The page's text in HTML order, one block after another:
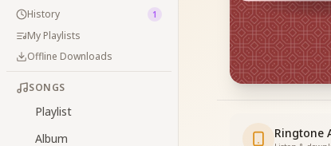
History
1
My Playlists
Offline Downloads
SONGS
Playlist
Album
Ringtone